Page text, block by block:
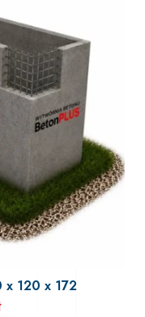
x 120 x 172